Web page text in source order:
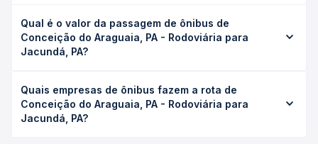
Rodoviária para Jacundá, PA leva em média 11h 53min,
podendo variar conforme a viação, o tipo de serviço
(convencional, executivo ou leito) e as condições de
desejada.
Qual é o valor da passagem de ônibus de
Conceição do Araguaia, PA - Rodoviária para
Jacundá, PA?
Araguaia, PA - Rodoviária para Jacundá, PA custa em
média R$ 166,84 e varia conforme a data da viagem, a
empresa, o tipo de poltrona e a antecedência da compra.
Quais empresas de ônibus fazem a rota de
Conceição do Araguaia, PA - Rodoviária para
Jacundá, PA?